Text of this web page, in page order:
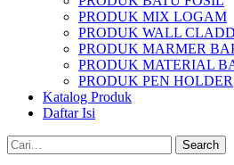
PRODUK MIX LOGAM
PRODUK WALL
PRODUK MARMER
PRODUK MATERIAL
PRODUK PEN HOLDER
Katalog Produk
Daftar Isi
Search